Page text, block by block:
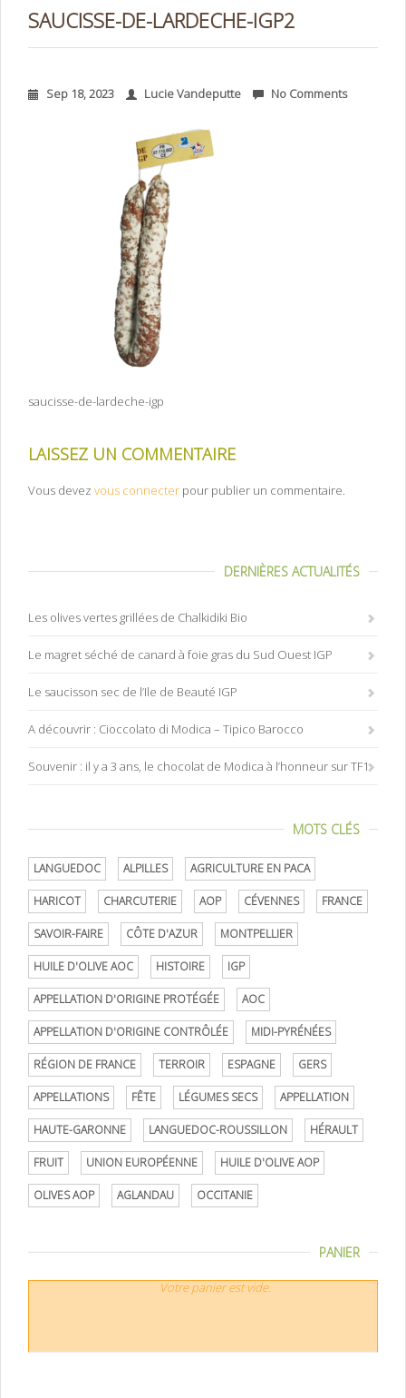
SAUCISSE-DE-LARDECHE-IGP2
Sep 18, 2023 Lucie Vandeputte No Comments
saucisse-de-lardeche-igp
LAISSEZ UN COMMENTAIRE
Vous devez vous connecter pour publier un commentaire.
DERNIÈRES ACTUALITÉS
Les olives vertes grillées de Chalkidiki Bio
Le magret séché de canard à foie gras du Sud Ouest IGP
Le saucisson sec de l’Ile de Beauté IGP
A découvrir : Cioccolato di Modica – Tipico Barocco
Souvenir : il y a 3 ans, le chocolat de Modica à l’honneur sur TF1
MOTS CLÉS
LANGUEDOC ALPILLES AGRICULTURE EN PACA
HARICOT CHARCUTERIE AOP CÉVENNES FRANCE
SAVOIR-FAIRE CÔTE D'AZUR MONTPELLIER
HUILE D'OLIVE AOC HISTOIRE IGP
APPELLATION D'ORIGINE PROTÉGÉE AOC
APPELLATION D'ORIGINE CONTRÔLÉE MIDI-PYRÉNÉES
RÉGION DE FRANCE TERROIR ESPAGNE GERS
APPELLATIONS FÊTE LÉGUMES SECS APPELLATION
HAUTE-GARONNE LANGUEDOC-ROUSSILLON HÉRAULT
FRUIT UNION EUROPÉENNE HUILE D'OLIVE AOP
OLIVES AOP AGLANDAU OCCITANIE
PANIER
Votre panier est vide.